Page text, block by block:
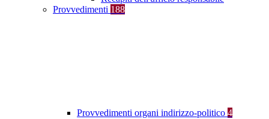
Provvedimenti 188
Provvedimenti organi indirizzo-politico 4